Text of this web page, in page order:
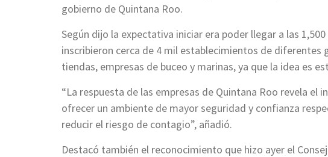
gobierno de Quintana Roo.
Según dijo la expectativa iniciar era poder llegar a las
inscribieron cerca de 4 mil establecimientos de
tiendas, empresas de buceo y marinas, ya que la idea es
“La respuesta de las empresas de Quintana Roo revela el
ofrecer un ambiente de mayor seguridad y confianza
reducir el riesgo de contagio”, añadió.
Destacó también el reconocimiento que hizo ayer el